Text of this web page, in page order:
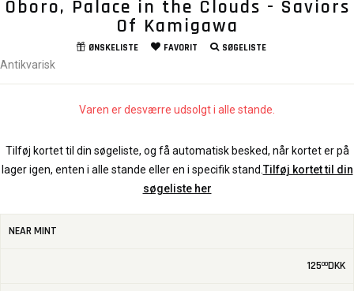
Oboro, Palace in the Clouds - Saviors
Of Kamigawa
ØNSKELISTE FAVORIT SØGELISTE
Antikvarisk
Varen er desværre udsolgt i alle stande.
Tilføj kortet til din søgeliste, og få automatisk besked, når kortet er på
lager igen, enten i alle stande eller en i specifik stand. Tilføj kortet til din
søgeliste her
NEAR MINT
12500DKK